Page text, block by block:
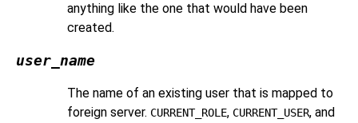
anything like the one that would have been
created.
user_name
The name of an existing user that is mapped to
foreign server. CURRENT_ROLE, CURRENT_USER, and